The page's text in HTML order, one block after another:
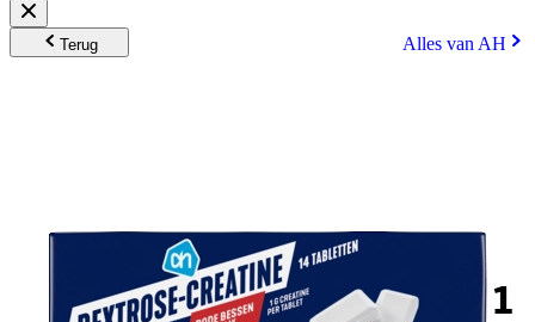
Terug Alles van AH
1